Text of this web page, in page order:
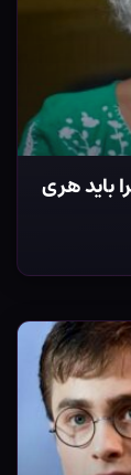
باید هری